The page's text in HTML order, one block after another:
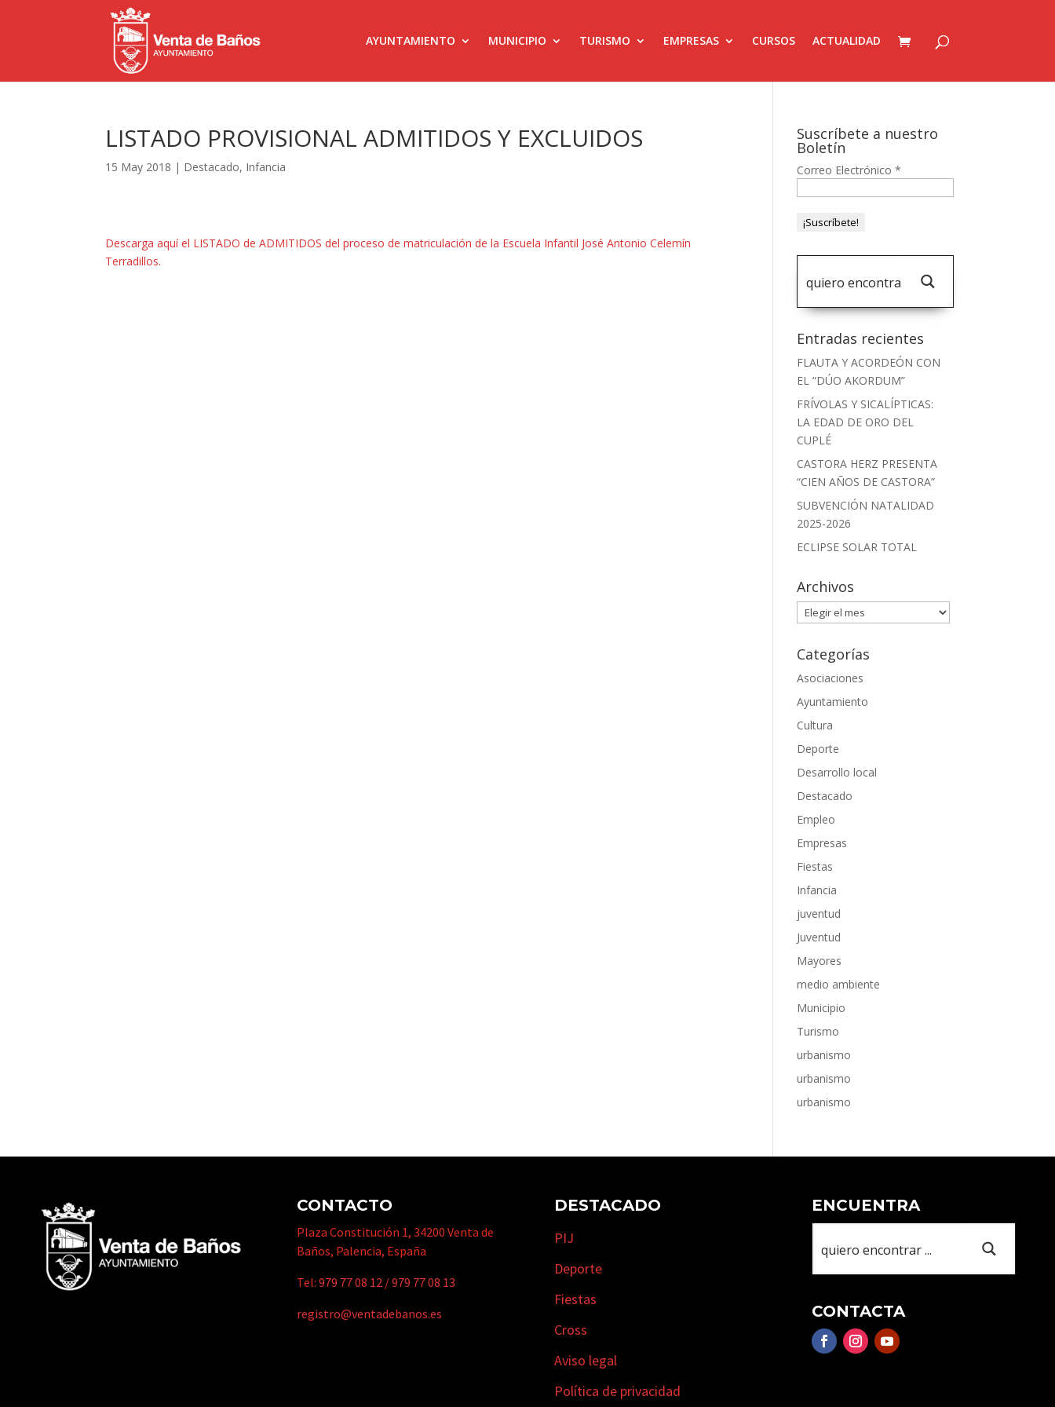
AYUNTAMIENTO MUNICIPIO TURISMO EMPRESAS CURSOS ACTUALIDAD
LISTADO PROVISIONAL ADMITIDOS Y EXCLUIDOS
15 May 2018 | Destacado, Infancia
Descarga aquí el LISTADO de ADMITIDOS del proceso de matriculación de la Escuela Infantil José Antonio Celemín
Terradillos.
Suscríbete a nuestro
Boletín
Correo Electrónico*
Entradas recientes
FLAUTA Y ACORDEÓN CON
EL “DÚO AKORDUM”
FRÍVOLAS Y SICALÍPTICAS:
LA EDAD DE ORO DEL
CUPLÉ
CASTORA HERZ PRESENTA
“CIEN AÑOS DE CASTORA”
SUBVENCIÓN NATALIDAD
2025-2026
ECLIPSE SOLAR TOTAL
Archivos
Archivos
Categorías
Asociaciones
Ayuntamiento
Cultura
Deporte
Desarrollo local
Destacado
Empleo
Empresas
Fiestas
Infancia
juventud
Juventud
Mayores
medio ambiente
Municipio
Turismo
urbanismo
urbanismo
urbanismo
CONTACTO
Plaza Constitución 1, 34200 Venta de
Baños, Palencia, España
Tel:979 77 08 12 /979 77 08 13
registro@ventadebanos.es
DESTACADO
PIJ
Deporte
Fiestas
Cross
Aviso legal
Política de privacidad
ENCUENTRA
CONTACTA